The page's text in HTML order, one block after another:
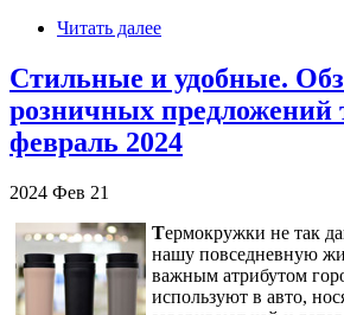
Читать далее
Стильные и удобные.
розничных предложений
февраль 2024
2024 Фев 21
Термокружки не так
нашу повседневную
важным атрибутом
используют в авто,